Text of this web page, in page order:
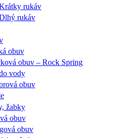
rukáv
rukáv
obuv
obuv – Rock Spring
vody
obuv
žabky
obuv
obuv